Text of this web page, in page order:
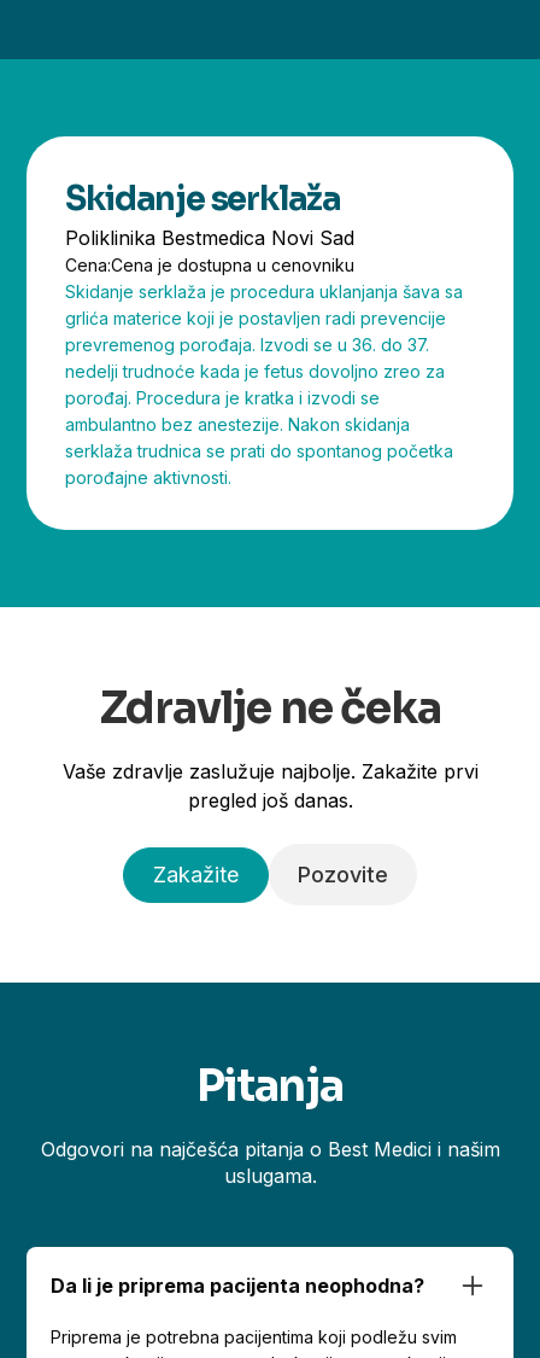
Skidanje serklaža
Poliklinika Bestmedica Novi Sad
Cena:Cena je dostupna u cenovniku
Skidanje serklaža je procedura uklanjanja šava sa
grlića materice koji je postavljen radi prevencije
prevremenog porođaja. Izvodi se u 36. do 37.
nedelji trudnoće kada je fetus dovoljno zreo za
porođaj. Procedura je kratka i izvodi se
ambulantno bez anestezije. Nakon skidanja
serklaža trudnica se prati do spontanog početka
porođajne aktivnosti.
Zdravlje ne čeka
Vaše zdravlje zaslužuje najbolje. Zakažite prvi
pregled još danas.
Zakažite Pozovite
Pitanja
Odgovori na najčešća pitanja o Best Medici i našim
uslugama.
Da li je priprema pacijenta neophodna?
Priprema je potrebna pacijentima koji podležu svim